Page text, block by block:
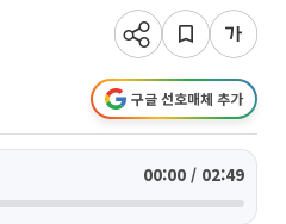
구글 선호매체 추가
00:00 / 02:49